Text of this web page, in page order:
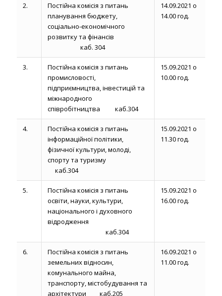
2.
Постійна комісія з питань
планування бюджету,
соціально-економічного
розвитку та фінансів
каб. 304
14.09.2021 о
14.00 год.
3.
Постійна комісія з питань
промисловості,
підприємництва, інвестицій та
міжнародного
співробітництва каб.304
15.09.2021 о
10.00 год.
4.
Постійна комісія з питань
інформаційної політики,
фізичної культури, молоді,
спорту та туризму
каб.304
15.09.2021 о
11.30 год.
5.
Постійна комісія з питань
освіти, науки, культури,
національного і духовного
відродження
каб.304
15.09.2021 о
16.00 год.
6.
Постійна комісія з питань
земельних відносин,
комунального майна,
транспорту, містобудування та
архітектури каб.205
16.09.2021 о
11.00 год.